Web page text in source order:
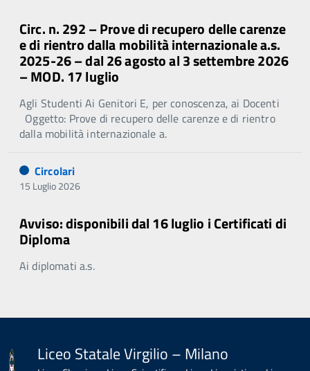
Circ. n. 292 – Prove di recupero delle carenze
e di rientro dalla mobilità internazionale a.s.
2025-26 – dal 26 agosto al 3 settembre 2026
– MOD. 17 luglio
Agli Studenti Ai Genitori E, per conoscenza, ai Docenti
Oggetto: Prove di recupero delle carenze e di rientro
dalla mobilità internazionale a.
Circolari
15 Luglio 2026
Avviso: disponibili dal 16 luglio i Certificati di
Diploma
Ai diplomati a.s.
Liceo Statale Virgilio – Milano